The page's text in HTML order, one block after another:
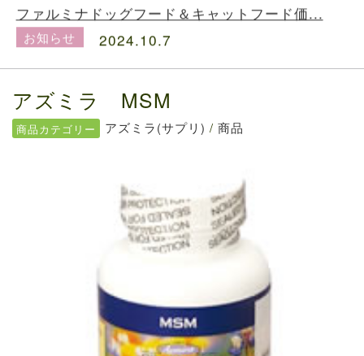
お知らせ
2024.10.7
送料の価格変更のお知らせ...
2024.5.28
ファルミナドッグフード＆キャットフード価...
お知らせ
2024.10.7
送料の価格変更のお知らせ...
ファルミナドッグフード＆キャットフード価...
アズミラ MSM
商品カテゴリー アズミラ(サプリ) / 商品